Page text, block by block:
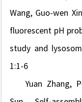
Wang, Guo-wen
fluorescent pH
study and
1:1-6
Yuan Zhang,